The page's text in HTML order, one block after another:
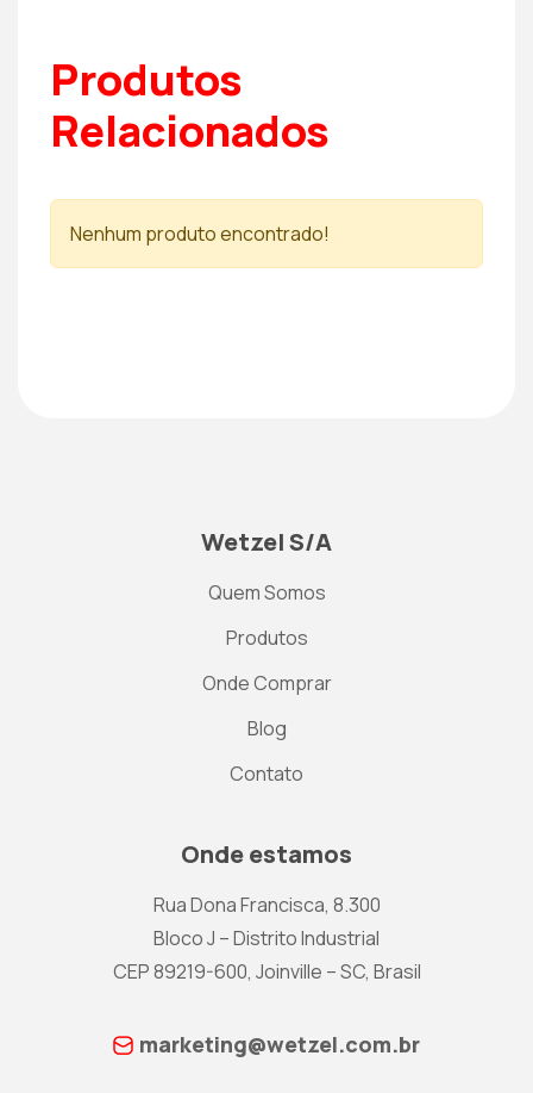
Produtos
Relacionados
Nenhum produto encontrado!
Wetzel S/A
Quem Somos
Produtos
Onde Comprar
Blog
Contato
Onde estamos
Rua Dona Francisca, 8.300
Bloco J – Distrito Industrial
CEP 89219-600, Joinville – SC, Brasil
marketing@wetzel.com.br